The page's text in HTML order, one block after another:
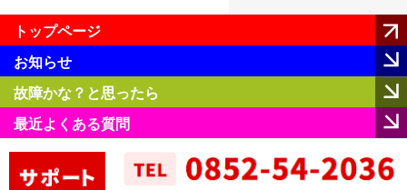
トップページ
お知らせ
故障かな？と思ったら
最近よくある質問